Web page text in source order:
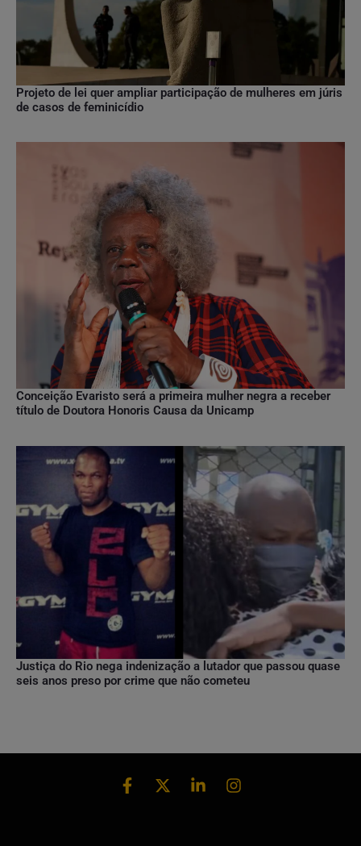
Projeto de lei quer ampliar participação de mulheres em júris
de casos de feminicídio
Conceição Evaristo será a primeira mulher negra a receber
título de Doutora Honoris Causa da Unicamp
Justiça do Rio nega indenização a lutador que passou quase
seis anos preso por crime que não cometeu